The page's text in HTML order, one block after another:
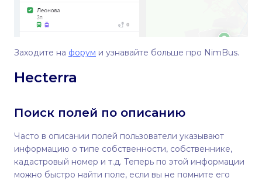
Заходите на форум и узнавайте больше про NimBus.
Hecterra
Поиск полей по описанию
Часто в описании полей пользователи указывают
информацию о типе собственности, собственнике,
кадастровый номер и т.д. Теперь по этой информации
можно быстро найти поле, если вы не помните его